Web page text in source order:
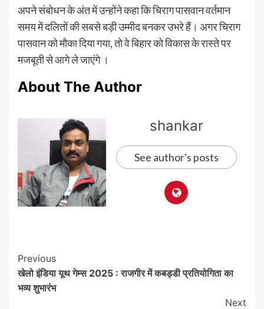
अपने संबोधन के अंत में उन्होंने कहा कि चिराग पासवान वर्तमान
समय में दलितों की सबसे बड़ी उम्मीद बनकर उभरे हैं। अगर चिराग
पासवान को मौका दिया गया, तो वे बिहार को विकास के रास्ते पर
मजबूती से आगे ले जाएंगे ।
About The Author
shankar
See author's posts
Post
Navigation
Previous
खेलो इंडिया यूथ गेम्स 2025 : राजगीर में कबड्डी प्रतियोगिता का
भव्य शुभारंभ
Next